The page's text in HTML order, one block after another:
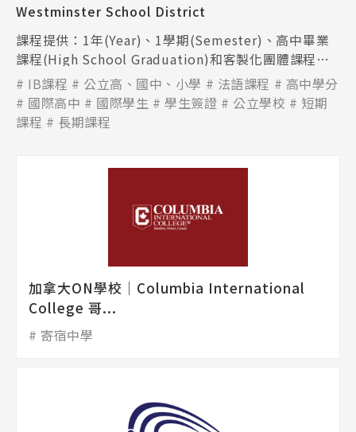
Westminster School District
課程提供：1年(Year)、1學期(Semester)、高中畢業
課程(High School Graduation)和客製化團體課程
(custom group programs)；可招收的年級：幼稚園
至12年級（K-12）
IB課程 公立高、國中、小學 法語課程
高中學分
國際高中
國際學生 學生簽證 公立學校
短期
課程
長期課程
加拿大ON學校│Columbia International
College 哥...
寄宿中學